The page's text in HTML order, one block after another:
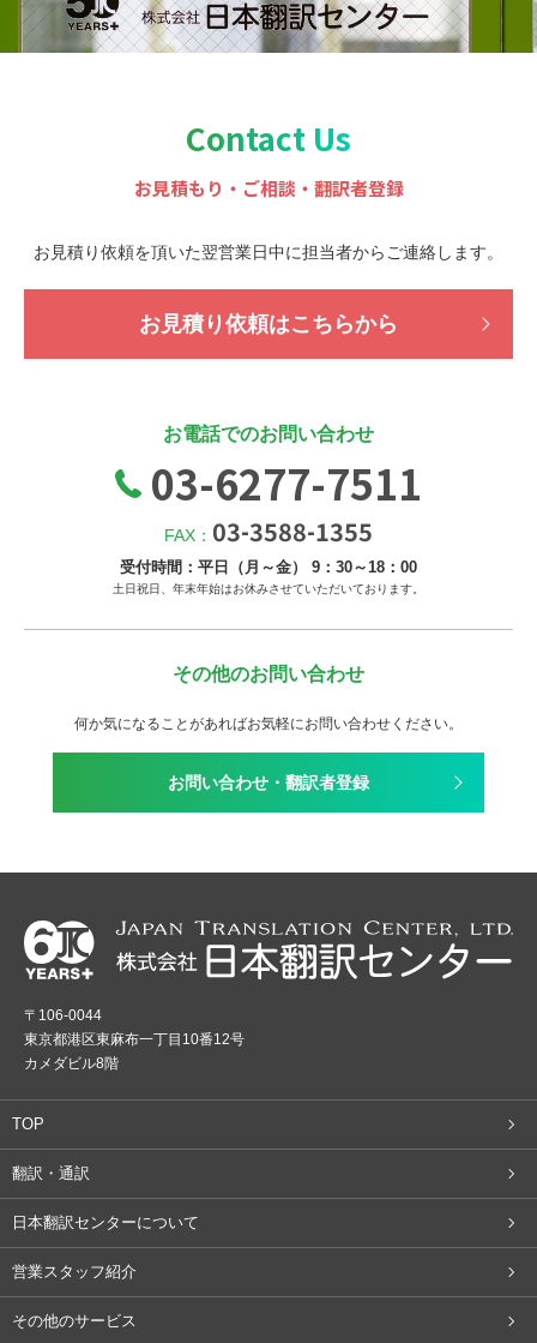
Contact Us
お見積もり・ご相談・翻訳者登録
お見積り依頼を頂いた翌営業日中に担当者から ご連絡します。
お見積り依頼はこちらから
お電話でのお問い合わせ
03-6277-7511
FAX： 03-3588-1355
受付時間：平日（月～金） 9：30～18：00
土日祝日、年末年始はお休みさせていただいております。
その他のお問い合わせ
何か気になることがあればお気軽にお問い合わせください。
お問い合わせ・翻訳者登録
〒106-0044
東京都港区東麻布一丁目10番12号
カメダビル8階
TOP
翻訳・通訳
日本翻訳センターについて
営業スタッフ紹介
その他のサービス